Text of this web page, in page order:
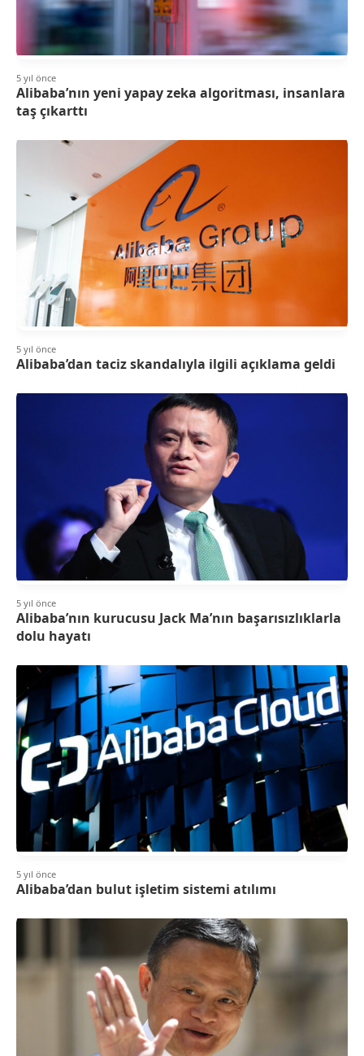
5 yıl önce
Alibaba’nın yeni yapay zeka algoritması, insanlara
taş çıkarttı
5 yıl önce
Alibaba’dan taciz skandalıyla ilgili açıklama geldi
5 yıl önce
Alibaba’nın kurucusu Jack Ma’nın başarısızlıklarla
dolu hayatı
5 yıl önce
Alibaba’dan bulut işletim sistemi atılımı